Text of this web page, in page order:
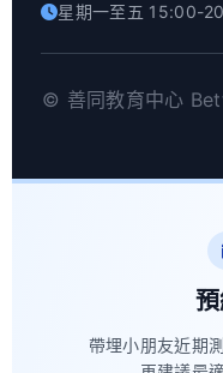
星期一至五 15:00-
© 善同教育中心
帶埋小朋友近期